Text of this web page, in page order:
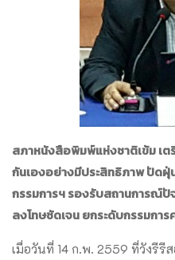
สภาหนังสือพิมพ์แห่งชาติเข้ม เ
กันเองอย่างมีประสิทธิภาพ ปัด
กรรมการฯ รองรับสถานการณ์
ลงโทษชัดเจน ยกระดับกรรมกา
เมื่อวันที่ 14 ก.พ. 2559 ที่วังรีรี